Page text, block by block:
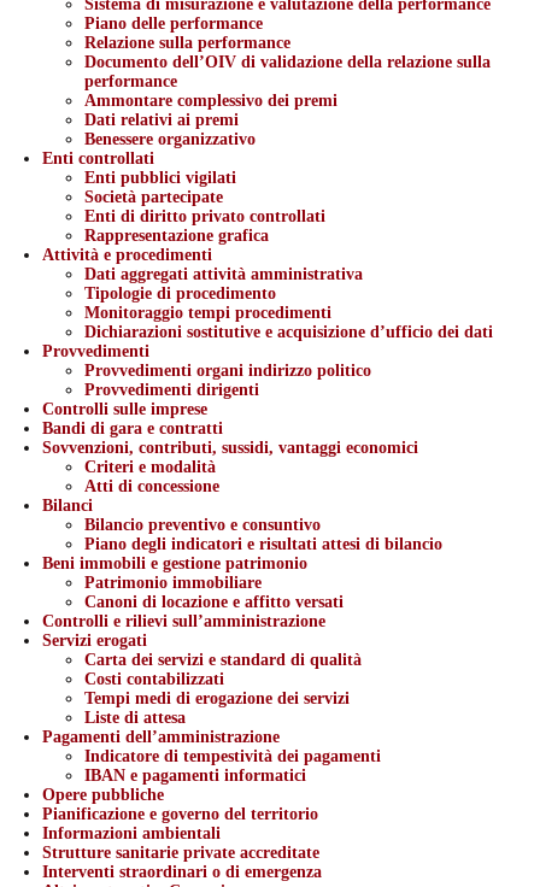
Sistema di misurazione e valutazione della performance
Piano delle performance
Relazione sulla performance
Documento dell’OIV di validazione della relazione sulla
performance
Ammontare complessivo dei premi
Dati relativi ai premi
Benessere organizzativo
Enti controllati
Enti pubblici vigilati
Società partecipate
Enti di diritto privato controllati
Rappresentazione grafica
Attività e procedimenti
Dati aggregati attività amministrativa
Tipologie di procedimento
Monitoraggio tempi procedimenti
Dichiarazioni sostitutive e acquisizione d’ufficio dei dati
Provvedimenti
Provvedimenti organi indirizzo politico
Provvedimenti dirigenti
Controlli sulle imprese
Bandi di gara e contratti
Sovvenzioni, contributi, sussidi, vantaggi economici
Criteri e modalità
Atti di concessione
Bilanci
Bilancio preventivo e consuntivo
Piano degli indicatori e risultati attesi di bilancio
Beni immobili e gestione patrimonio
Patrimonio immobiliare
Canoni di locazione e affitto versati
Controlli e rilievi sull’amministrazione
Servizi erogati
Carta dei servizi e standard di qualità
Costi contabilizzati
Tempi medi di erogazione dei servizi
Liste di attesa
Pagamenti dell’amministrazione
Indicatore di tempestività dei pagamenti
IBAN e pagamenti informatici
Opere pubbliche
Pianificazione e governo del territorio
Informazioni ambientali
Strutture sanitarie private accreditate
Interventi straordinari o di emergenza